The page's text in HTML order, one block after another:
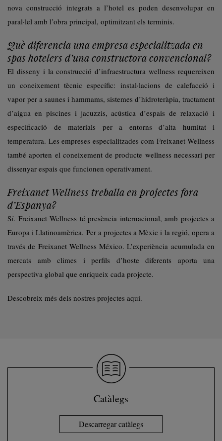
nova construcció integrats a l’hotel es poden desenvolupar en
paral·lel amb l’obra principal, optimitzant els terminis.
Què diferencia una empresa especialitzada en
spas hotelers d’una constructora convencional?
El disseny i la construcció d’infraestructura wellness requereixen
un coneixement tècnic específic: instal·lacions de calefacció i
vapor per a saunes i hammams, sistemes d’hidroteràpia, tractament
d’aigua en piscines i jacuzzis, acústica d’espais de relaxació i
especificació de materials per a entorns d’alta humitat i
temperatura. Les empreses especialitzades com Freixanet Wellness
també aporten el coneixement de producte wellness necessari per
dissenyar espais que funcionen operativament.
Freixanet Wellness treballa en projectes fora
d’Espanya?
Sí. Freixanet Wellness té presència internacional, amb projectes a
Europa i Llatinoamèrica. Per a projectes a Mèxic i la regió, opera a
través de Freixanet Wellness México. L’experiència acumulada en
mercats amb climes i perfils d’hoste diferents aporta una
perspectiva global que enriqueix cada projecte.
Descobreix més dels nostres projectes aquí.
Catàlegs
Descarregar catàlegs